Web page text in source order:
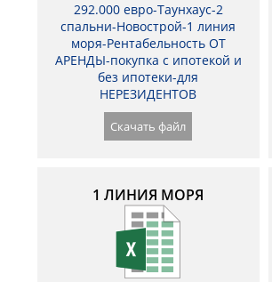
292.000 евро-Таунхаус-2
спальни-Новострой-1 линия
моря-Рентабельность ОТ
АРЕНДЫ-покупка с ипотекой и
без ипотеки-для
НЕРЕЗИДЕНТОВ
Скачать файл
1 ЛИНИЯ МОРЯ